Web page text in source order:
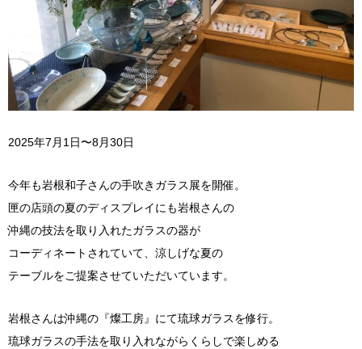
2025年7月1日〜8月30日
今年も岩根和子さんの手吹きガラス展を開催。
匣の店頭の夏のディスプレイにも岩根さんの
沖縄の技法を取り入れたガラスの器が
コーディネートされていて、涼しげな夏の
テーブルをご提案させていただいています。
岩根さんは沖縄の『燦工房』にて琉球ガラスを修行。
琉球ガラスの手法を取り入れながらくらしで楽しめる